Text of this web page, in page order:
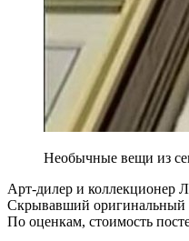
Необычные вещи из
Арт-дилер и коллекционер
Скрывавший оригинальный
По оценкам, стоимость